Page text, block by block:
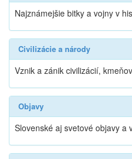
Najznámejšie bitky a vojny v
Civilizácie a národy
Vznik a zánik civilizácií,
Objavy
Slovenské aj svetové objavy a